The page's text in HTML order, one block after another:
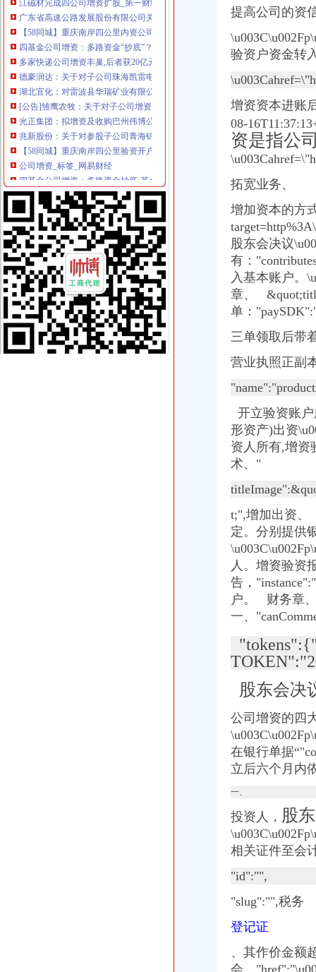
【58同城】重庆南岸四公里内资公司注册服务_内资公司注册代理_内资
四基金公司增资：多路资金“抄底”？_第一财经
多家快递公司增资丰巢,后者获20亿元融资|钛快讯_搜狐财经_搜狐网
德豪润达：关于对子公司珠海凯雷电机有限公司增资的公告_德豪润达
湖北宜化：对雷波县华瑞矿业有限公司增资_湖北宜化（000422）股吧
[公告]雏鹰农牧：关于对子公司增资的公告-[中财网]
光正集团：拟增资及收购巴州伟博公路养护服务有限公司部分股权的可
兆新股份：关于对参股子公司青海锦泰钾肥有限公司进行增资的公告
【58同城】重庆南岸四公里验资开户服务_验资开户公司_验资开户办理
公司增资_标签_网易财经
四基金公司增资：多路资金抄底-基金频道-和讯网
中国铝业4家下属公司转股：拟引8家机构共增资126亿_凤凰财经
云南景谷林业股份有限公司关于向全资子公司进行增资的公告_网易新闻
中海集运关于深圳一海通全球供应链管理有限公司增资扩股暨本公司放
中国石化：关于中石化川气东送天然气管道有限公司增资引进投资者的
易世达（）-公司公告-易世达：关于公司增资海南亚希投资有限
今年以来信托公司增资潮起_网易新闻
【58同城】重庆南岸四公里资质证书办理_企业资质代理_资质代办机构
州信息全资子公司向全资孙公司增资4000万美元_TechWeb
【重庆四公里公司资质认证|企业资质认证|企业认证网】-重庆赶集网
今年以来信托公司增资潮起|信托_凤凰财经
智光电气：关于广州供电局有限公司拟增资南电能源综合利用股份有限
公司关于中石化川气东送天然气管道有限公司增资引进投资者的公告|
公司关于中石化川气东送天然气管道有限公司增资引进投资者的公告|
：大秦铁路关于收购山西太兴铁路有限责任公司70%股权并增
万马股份（002276）-公司公告-万马股份：关于使用募集资金对子公司
雏鹰农牧（002477）关于对子公司增资的公告_雏鹰农牧（002477）
威华股份增资四公司以落实募集资金投向-银行频道-和讯网
湖北宜化：对雷波县华瑞矿业有限公司增资_股票频道_同花顺财经
[关联交易]中工国际：关于向中白工业园区开发股份有限公司增资的关
四川泸天化股份有限公司董事会四届六次会议决议公告-基金频道-和讯网
泸天化：关于对宁夏捷美丰友化工有限公司增资的公告_证券之星
四川泸天化股份有限公司董事会四届六次会议决议公告-券频道-和讯网
暴风镜增资获多家公司追捧虚拟现实受关注|暴风镜|虚拟现实_互联
[公司]珠海中富拟对四子公司增资合计4028万元-股票频道-和讯网
【重庆四公里税务登记|税务登记证办理|代理税务登记】-重庆赶集网
深圳市兆新能源股份有限公司关于对参股子公司青海锦泰钾肥有限公
中工国际关于向中白工业园区开发股份有限公司增资的关联交易公告
银行系金融租赁土豪式增资：四公司资本金总和增长200%-银行频道-
为扩张中式快餐连锁业务百福控股（01488）向4家餐饮公司增资_证券
【重庆四公里企业法人变更|企业名称变更|企业地址变更】-重庆赶集网
多家快递公司增资丰巢化后一公里-新北洋（002376）-股票行中
广东省高速公路发展股份有限公司关于向佛开高速公路有限公司增资扩
【58同城】重庆南岸四公里内资公司注册服务_内资公司注册代理_内资
多家快递公司增资丰巢,后者获20亿元融资|钛快讯_搜狐财经_搜狐网
湖北宜化：对雷波县华瑞矿业有限公司增资_湖北宜化（000422）股吧
光正集团：拟增资及收购巴州伟博公路养护服务有限公司部分股权的可
兆新股份：关于对参股子公司青海锦泰钾肥有限公司进行增资的公告
【58同城】重庆南岸四公里验资开户服务_验资开户公司_验资开户办理
提高公司的资
验资户资金转
增资资本进账
08-
资是指公
拓宽业务、
增加资本的方
股东会决议
有：
入基本账户。
章、 &
单：
三单领取后带
营业执照正副
开立验资账
形资产)出资
资人所有,增资
术、"
t;",增加出资、
定。分别提供
人。增资验资
告，
户。 财务章、
一、
股东会决
公司增资的四
在银行单据“
立后六个月内
一、
投资人， 股
相关证件至会
"id":"",
"slug":"",税务
登记证
、其作价金额
会。